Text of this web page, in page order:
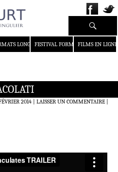
LONGS FESTIVAL FORMAT COURT
FILMS EN LIGNE
Recherche
2014 LAISSER UN COMMENTAIRE|